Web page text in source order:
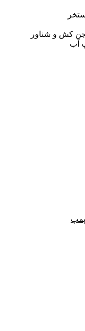
کش و شناور
آب